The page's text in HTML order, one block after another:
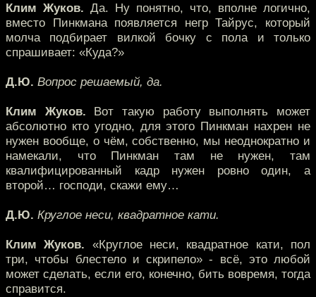
Клим Жуков. Да. Ну понятно, что, вполне логично,
вместо Пинкмана появляется негр Тайрус, который
молча подбирает вилкой бочку с пола и только
спрашивает: «Куда?»
Д.Ю. Вопрос решаемый, да.
Клим Жуков. Вот такую работу выполнять может
абсолютно кто угодно, для этого Пинкман нахрен не
нужен вообще, о чём, собственно, мы неоднократно и
намекали, что Пинкман там не нужен, там
квалифицированный кадр нужен ровно один, а
второй… господи, скажи ему…
Д.Ю. Круглое неси, квадратное кати.
Клим Жуков. «Круглое неси, квадратное кати, пол
три, чтобы блестело и скрипело» - всё, это любой
может сделать, если его, конечно, бить вовремя, тогда
справится.